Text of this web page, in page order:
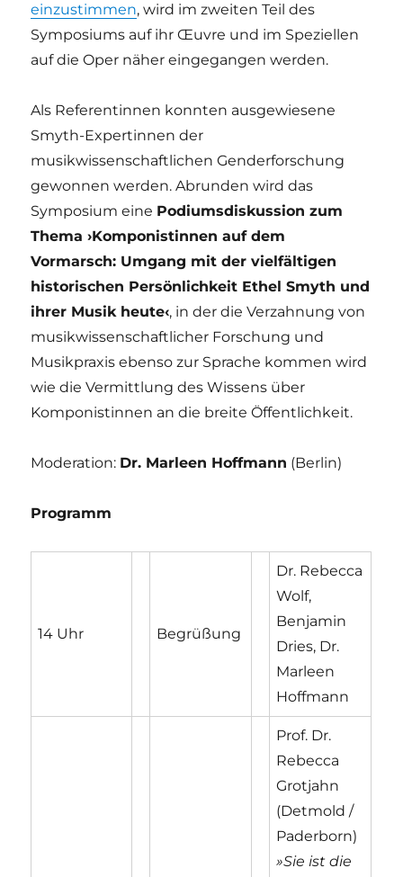
einzustimmen, wird im zweiten Teil des
Symposiums auf ihr Œuvre und im Speziellen
auf die Oper näher eingegangen werden.
Als Referentinnen konnten ausgewiesene
Smyth-Expertinnen der
musikwissenschaftlichen Genderforschung
gewonnen werden. Abrunden wird das
Symposium eine Podiumsdiskussion zum
Thema ›Komponistinnen auf dem
Vormarsch: Umgang mit der vielfältigen
historischen Persönlichkeit Ethel Smyth und
ihrer Musik heute‹, in der die Verzahnung von
musikwissenschaftlicher Forschung und
Musikpraxis ebenso zur Sprache kommen wird
wie die Vermittlung des Wissens über
Komponistinnen an die breite Öffentlichkeit.
Moderation: Dr. Marleen Hoffmann (Berlin)
Programm
14 Uhr Begrüßung
Dr. Rebecca
Wolf,
Benjamin
Dries, Dr.
Marleen
Hoffmann
Prof. Dr.
Rebecca
Grotjahn
(Detmold /
Paderborn)
»Sie ist die